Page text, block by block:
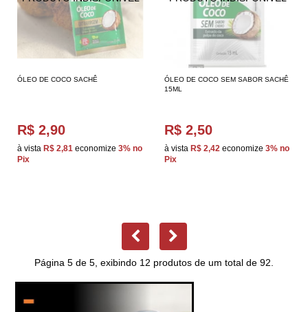
ÓLEO DE COCO SACHÊ
R$ 2,90
à vista R$ 2,81 economize 3% no
Pix
ÓLEO DE COCO SEM SABOR SACHÊ
15ML
R$ 2,50
à vista R$ 2,42 economize 3% no
Pix
Página 5 de 5, exibindo 12 produtos de um total de 92.